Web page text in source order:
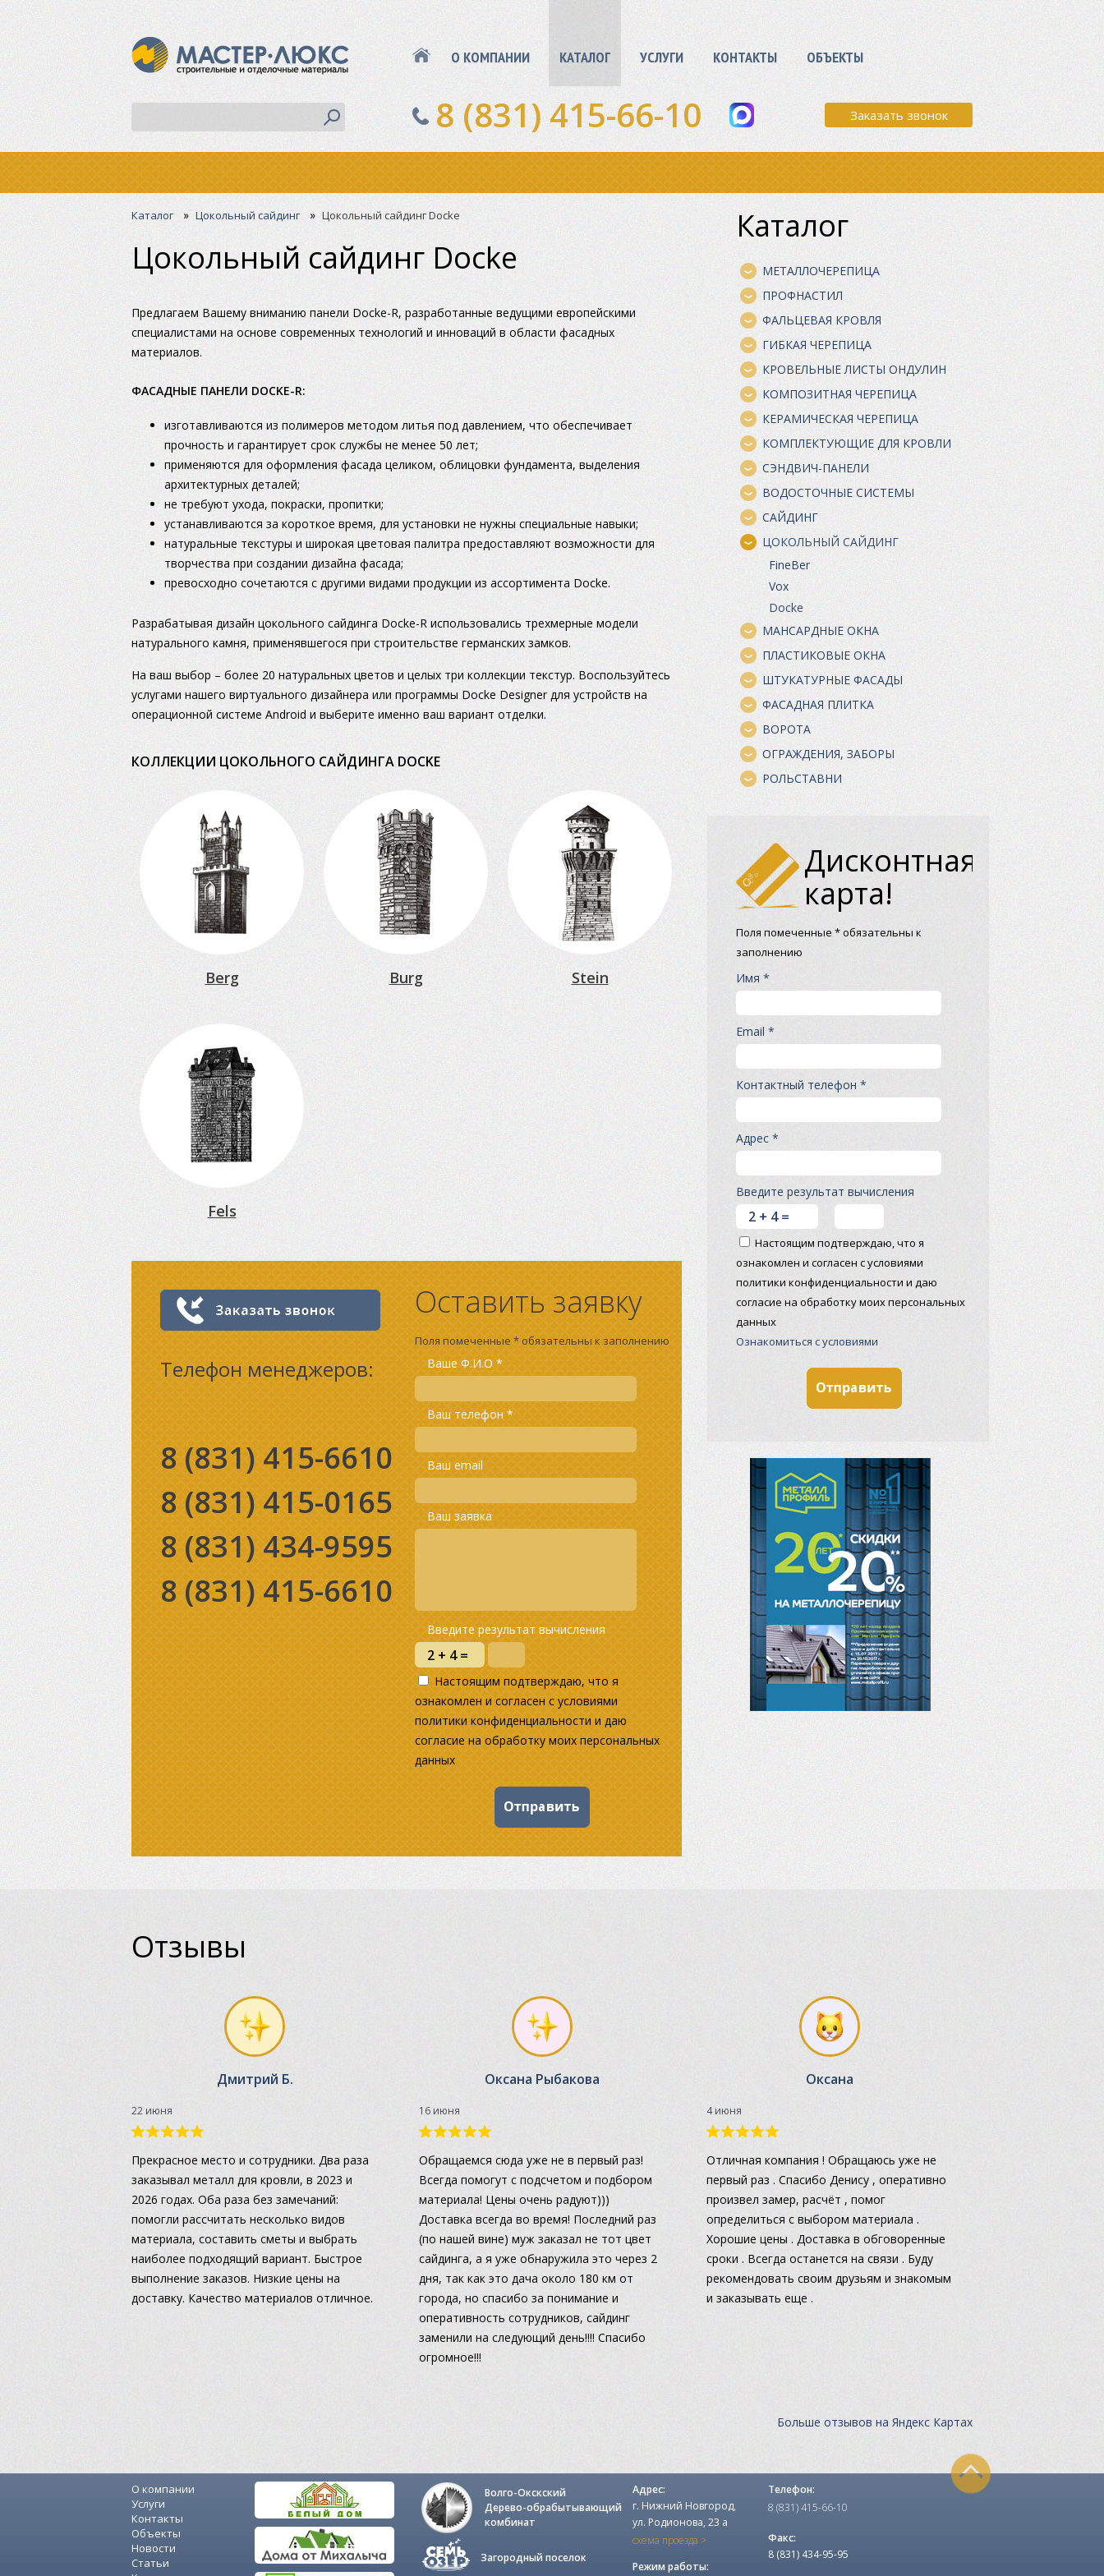
О КОМПАНИИ КАТАЛОГ УСЛУГИ КОНТАКТЫ ОБЪЕКТЫ
Заказать звонок
8 (831) 415-66-10
Каталог» Цокольный сайдинг » Цокольный сайдинг Docke
Цокольный сайдинг Docke
Предлагаем Вашему вниманию панели Docke-R, разработанные ведущими европейскими
специалистами на основе современных технологий и инноваций в области фасадных
материалов.
ФАСАДНЫЕ ПАНЕЛИ DOCKE-R:
изготавливаются из полимеров методом литья под давлением, что обеспечивает
прочность и гарантирует срок службы не менее 50 лет;
применяются для оформления фасада целиком, облицовки фундамента, выделения
архитектурных деталей;
не требуют ухода, покраски, пропитки;
устанавливаются за короткое время, для установки не нужны специальные навыки;
натуральные текстуры и широкая цветовая палитра предоставляют возможности для
творчества при создании дизайна фасада;
превосходно сочетаются с другими видами продукции из ассортимента Docke.
Разрабатывая дизайн цокольного сайдинга Docke-R использовались трехмерные модели
натурального камня, применявшегося при строительстве германских замков.
На ваш выбор – более 20 натуральных цветов и целых три коллекции текстур. Воспользуйтесь
услугами нашего виртуального дизайнера или программы Docke Designer для устройств на
операционной системе Android и выберите именно ваш вариант отделки.
КОЛЛЕКЦИИ ЦОКОЛЬНОГО САЙДИНГА DOCKE
Berg Burg Stein
Fels
Телефон менеджеров:
8 (831) 415-6610
8 (831) 415-0165
8 (831) 434-9595
8 (831) 415-6610
Оставить заявку
Поля помеченные * обязательны к заполнению
Ваше Ф.И.О *
Ваш телефон *
Ваш email
Ваш заявка
Введите результат вычисления
Настоящим подтверждаю, что я
ознакомлен и согласен с условиями
политики конфиденциальности и даю
согласие на обработку моих персональных
данных
Каталог
МЕТАЛЛОЧЕРЕПИЦА
ПРОФНАСТИЛ
ФАЛЬЦЕВАЯ КРОВЛЯ
ГИБКАЯ ЧЕРЕПИЦА
КРОВЕЛЬНЫЕ ЛИСТЫ ОНДУЛИН
КОМПОЗИТНАЯ ЧЕРЕПИЦА
КЕРАМИЧЕСКАЯ ЧЕРЕПИЦА
КОМПЛЕКТУЮЩИЕ ДЛЯ КРОВЛИ
СЭНДВИЧ-ПАНЕЛИ
ВОДОСТОЧНЫЕ СИСТЕМЫ
САЙДИНГ
ЦОКОЛЬНЫЙ САЙДИНГ
FineBer
Vox
Docke
МАНСАРДНЫЕ ОКНА
ПЛАСТИКОВЫЕ ОКНА
ШТУКАТУРНЫЕ ФАСАДЫ
ФАСАДНАЯ ПЛИТКА
ВОРОТА
ОГРАЖДЕНИЯ, ЗАБОРЫ
РОЛЬСТАВНИ
Дисконтная
карта!
Поля помеченные * обязательны к
заполнению
Имя *
Email *
Контактный телефон *
Адрес *
Введите результат вычисления
Настоящим подтверждаю, что я
ознакомлен и согласен с условиями
политики конфиденциальности и даю
согласие на обработку моих персональных
данных
Ознакомиться с условиями
Отзывы
Дмитрий Б.
22 июня
Прекрасное место и сотрудники. Два раза
заказывал металл для кровли, в 2023 и
2026 годах. Оба раза без замечаний:
помогли рассчитать несколько видов
материала, составить сметы и выбрать
наиболее подходящий вариант. Быстрое
выполнение заказов. Низкие цены на
доставку. Качество материалов отличное.
Оксана Рыбакова
16 июня
Обращаемся сюда уже не в первый раз!
Всегда помогут с подсчетом и подбором
материала! Цены очень радуют)))
Доставка всегда во время! Последний раз
(по нашей вине) муж заказал не тот цвет
сайдинга, а я уже обнаружила это через 2
дня, так как это дача около 180 км от
города, но спасибо за понимание и
оперативность сотрудников, сайдинг
заменили на следующий день!!!! Спасибо
огромное!!!
Оксана
4 июня
Отличная компания ! Обращаюсь уже не
первый раз . Спасибо Денису , оперативно
произвел замер, расчёт , помог
определиться с выбором материала .
Хорошие цены . Доставка в обговоренные
сроки . Всегда останется на связи . Буду
рекомендовать своим друзьям и знакомым
и заказывать еще .
Больше отзывов на Яндекс Картах
О компании
Услуги
Контакты
Объекты
Новости
Статьи
Волго-Окскский
Дерево-обрабытывающий
комбинат
Загородный поселок
Адрес:
г. Нижний Новгород,
ул. Родионова, 23 а
схема проезда >
Режим работы:
Телефон:
8 (831) 415-66-10
Факс:
8 (831) 434-95-95